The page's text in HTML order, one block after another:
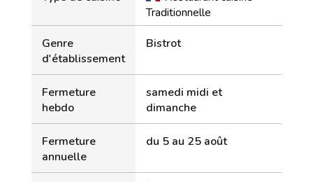
Traditionnelle
Genre
d'établissement
Bistrot
Fermeture
hebdo
samedi midi et
dimanche
Fermeture
annuelle
du 5 au 25 août